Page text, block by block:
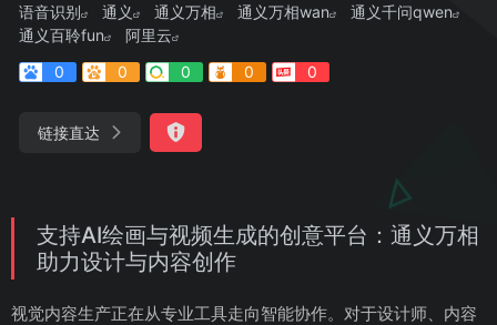
语音识别
通义 通义万相 通义万相wan
通义千问qwen
通义百聆fun
阿里云
0
0 0 0 0
链接直达
支持AI绘画与视频生成的创意平台：通义万相
助力设计与内容创作
视觉内容生产正在从专业工具走向智能协作。对于设计师、内容